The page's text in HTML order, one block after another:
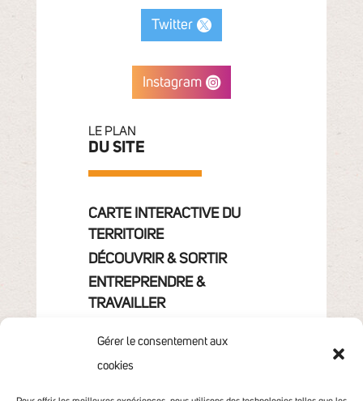
Gérer le consentement aux
cookies
Twitter
Instagram
LE PLAN
DU SITE
CARTE INTERACTIVE DU
TERRITOIRE
DÉCOUVRIR & SORTIR
ENTREPRENDRE &
TRAVAILLER